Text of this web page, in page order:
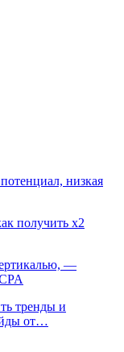
низкая
получить х2
—
тренды и
от…